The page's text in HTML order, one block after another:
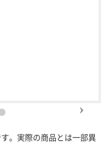
。実際の商品とは一部異